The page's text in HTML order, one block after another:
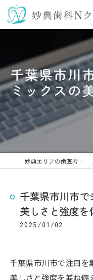
千葉県市川
ミックスの
妙典エリアの歯医者なら妙典歯科Nクリニック
千葉県市川市
美しさと強度を
2025/01/02
千葉県市川市で注目を
美しさと強度を兼ね備